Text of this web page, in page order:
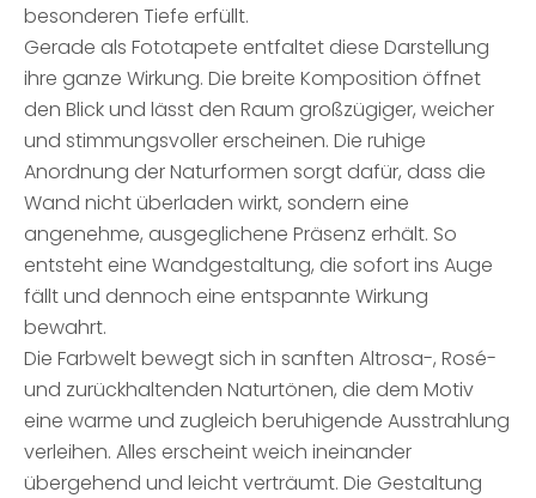
besonderen Tiefe erfüllt.
Gerade als Fototapete entfaltet diese Darstellung
ihre ganze Wirkung. Die breite Komposition öffnet
den Blick und lässt den Raum großzügiger, weicher
und stimmungsvoller erscheinen. Die ruhige
Anordnung der Naturformen sorgt dafür, dass die
Wand nicht überladen wirkt, sondern eine
angenehme, ausgeglichene Präsenz erhält. So
entsteht eine Wandgestaltung, die sofort ins Auge
fällt und dennoch eine entspannte Wirkung
bewahrt.
Die Farbwelt bewegt sich in sanften Altrosa-, Rosé-
und zurückhaltenden Naturtönen, die dem Motiv
eine warme und zugleich beruhigende Ausstrahlung
verleihen. Alles erscheint weich ineinander
übergehend und leicht verträumt. Die Gestaltung